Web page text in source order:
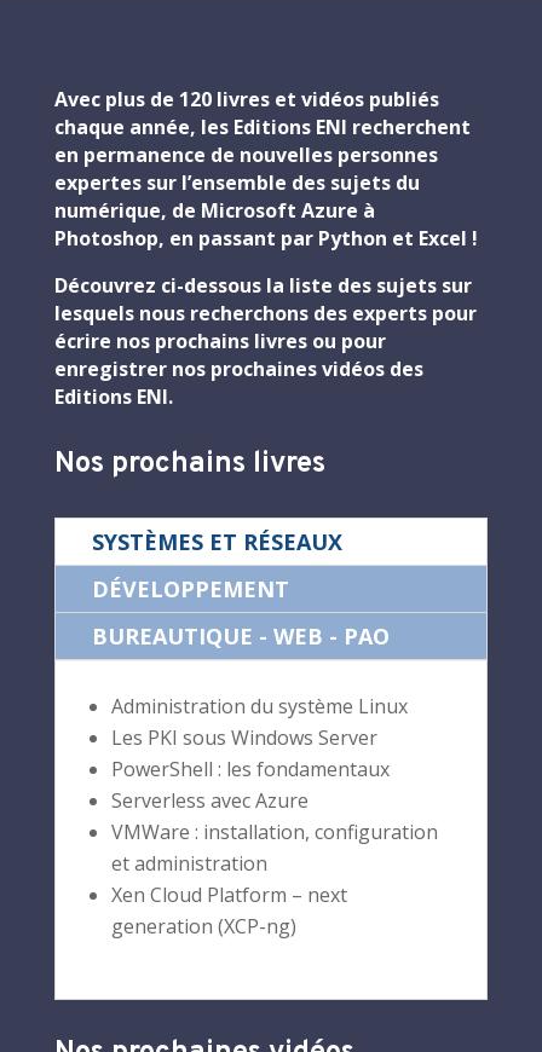
Avec plus de 120 livres et vidéos publiés
chaque année, les Editions ENI recherchent
en permanence de nouvelles personnes
expertes sur l’ensemble des sujets du
numérique, de Microsoft Azure à
Photoshop, en passant par Python et Excel !
Découvrez ci-dessous la liste des sujets sur
lesquels nous recherchons des experts pour
écrire nos prochains livres ou pour
enregistrer nos prochaines vidéos des
Editions ENI.
Nos prochains livres
SYSTÈMES ET RÉSEAUX
DÉVELOPPEMENT
BUREAUTIQUE - WEB - PAO
Administration du système Linux
Les PKI sous Windows Server
PowerShell : les fondamentaux
Serverless avec Azure
VMWare : installation, configuration
et administration
Xen Cloud Platform – next
generation (XCP-ng)